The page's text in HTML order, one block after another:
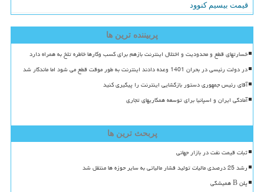
قیمت بیسیم کنوود
پربیننده ترین ها
خسارتهای قطع و محدودیت و اختلال اینترنت بازهم برای کسب وکارها خاطره تلخ به همراه دارد
در دولت رئیسی در بحران 1401 وعده دادند اینترنت به طور موقت قطع می شود اما ماندگار شد
آقای رئیس جمهوری دستور بازگشایی اینترنت را پیگیری کنید
آمادگی ایران و اسپانیا برای توسعه همکاریهای تجاری
پربحث ترین ها
ثبات قیمت نفت در بازار جهانی
رشد 25 درصدی مالیات تولید فشار مالیاتی به سایر حوزه ها منتقل شد
پلن B همیشگی